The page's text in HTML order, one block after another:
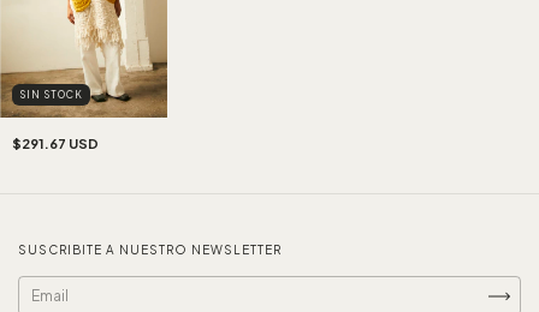
SIN STOCK
$291.67 USD
SUSCRIBITE A NUESTRO NEWSLETTER